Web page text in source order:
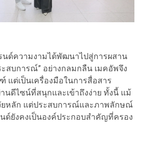
ด์ความงามได้พัฒนาไปสู่การผสาน
ะสบการณ์” อย่างกลมกลืน เมคอัพจึง
แต่เป็นเครื่องมือในการสื่อสาร
นดีไซน์ที่สนุกและเข้าถึงง่าย ทั้งนี้ แม้
ยหลัก แต่ประสบการณ์และภาพลักษณ์
ด์ยังคงเป็นองค์ประกอบสำคัญที่ครอง